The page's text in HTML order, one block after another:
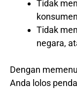
Tidak
Tidak
negara,
Dengan
Anda lolos